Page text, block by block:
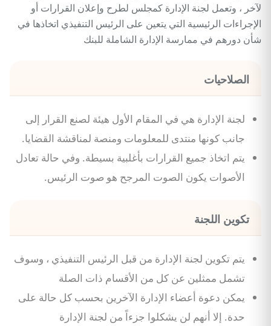
لآخر ، وتعمل لجنة الإدارة كمجلس لطرح وإعلان القرارات أو
الإجراءات الرئيسية التي يتعين على الرئيس التنفيذي اتخاذها في
شأن دورهم في ممارسة الإدارة الشاملة للبنك
الصلاحيات
لجنة الإدارة هي في المقام الأول هيئة لصنع القرار إلى
جانب كونها منتدى للمعلومات ومنصة لمناقشة القضايا.
يتم اتخاذ جميع القرارات بأغلبية بسيطة. وفي حالة تعادل
الأصوات يكون الصوت المرجح هو صوت الرئيس.
تكوين اللجنة
يتم تكوين لجنة الإدارة من قبل الرئيس التنفيذي ، وسوف
تشمل ممثلين عن كل من الأقسام ذات الصلة
يمكن دعوة أعضاء الإدارة الآخرين بحسب كل حالة على
حدة. إلا أنهم لن يشكلوا جزءاً من لجنة الإدارة